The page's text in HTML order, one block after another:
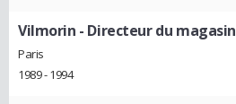
Vilmorin - Directeur du magasin
Paris
1989 - 1994